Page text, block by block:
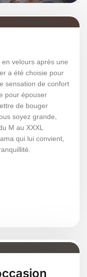
velours après une
a été choisie pour
sensation de confort
pour épouser
de bouger
soyez grande,
M au XXXL
qui lui convient,